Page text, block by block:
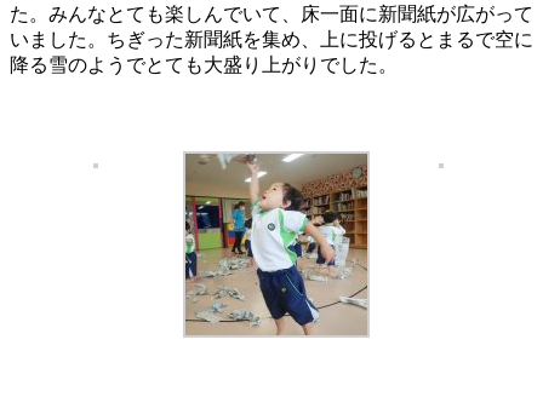
た。みんなとても楽しんでいて、床一面に新聞紙が広がって
いました。ちぎった新聞紙を集め、上に投げるとまるで空に
降る雪のようでとても大盛り上がりでした。